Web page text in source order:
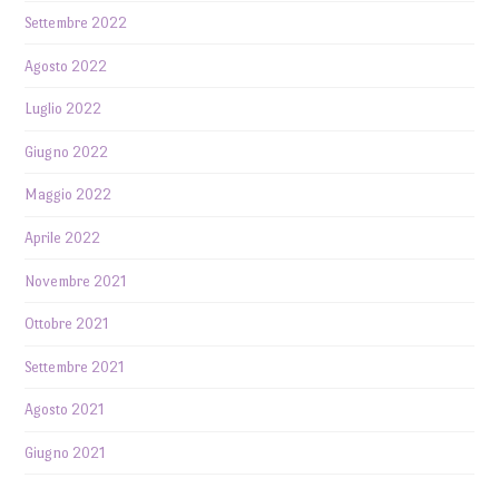
Settembre 2022
Agosto 2022
Luglio 2022
Giugno 2022
Maggio 2022
Aprile 2022
Novembre 2021
Ottobre 2021
Settembre 2021
Agosto 2021
Giugno 2021